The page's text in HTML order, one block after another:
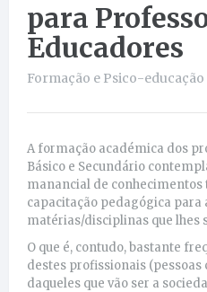
para
Educadores
Formação e Psico-educação
A formação académica dos
Básico e Secundário
manancial de conhecimentos
capacitação pedagógica para
matérias/disciplinas que lhes
O que é, contudo, bastante
destes profissionais
daqueles que vão ser a